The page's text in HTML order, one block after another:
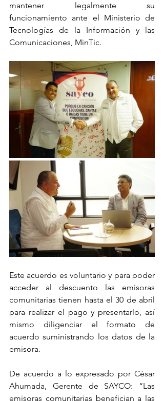
mantener legalmente su
funcionamiento ante el Ministerio de
Tecnologías de la Información y las
Comunicaciones, MinTic.
Este acuerdo es voluntario y para poder
acceder al descuento las emisoras
comunitarias tienen hasta el 30 de abril
para realizar el pago y presentarlo, así
mismo diligenciar el formato de
acuerdo suministrando los datos de la
emisora.
De acuerdo a lo expresado por César
Ahumada, Gerente de SAYCO: “Las
emisoras comunitarias benefician a las